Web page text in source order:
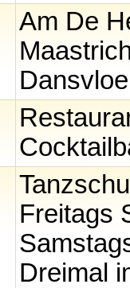
Am De
Freitags
Dreimal